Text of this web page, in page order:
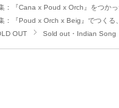
：『Cana x Poud x Orch』をつか
：『Poud x Orch x Beig』でつくる
OUT
Sold out・Indian Song